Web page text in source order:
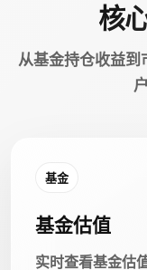
核
从基金持仓收益
基金
基金估值
实时查看基金估